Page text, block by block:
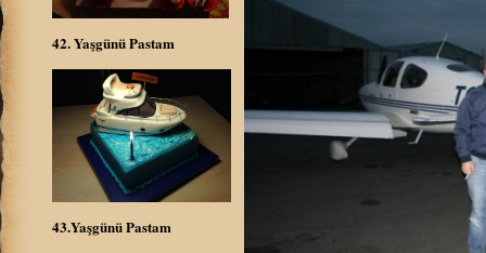
42. Yaşgünü Pastam
43.Yaşgünü Pastam